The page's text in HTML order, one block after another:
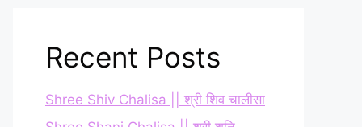
Recent Posts
Shree Shiv Chalisa || श्री शिव चालीसा